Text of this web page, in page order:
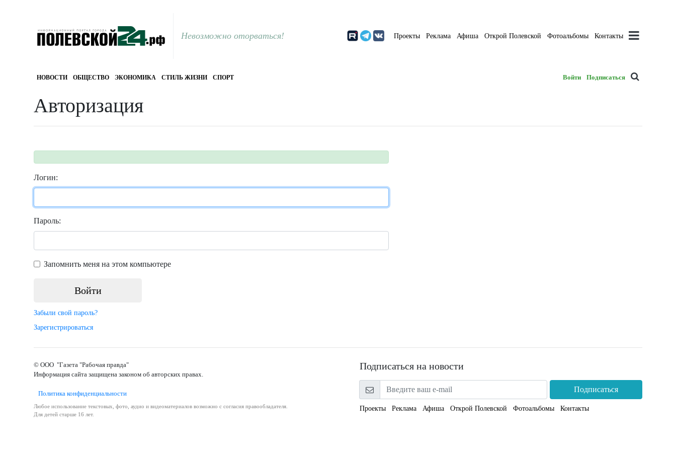
Невозможно оторваться! Проекты Реклама Афиша Открой Полевской Фотоальбомы Контакты
НОВОСТИ ОБЩЕСТВО ЭКОНОМИКА СТИЛЬ ЖИЗНИ СПОРТ Войти Подписаться
Авторизация
Логин:
Пароль:
Запомнить меня на этом компьютере
Забыли свой пароль?
Зарегистрироваться
© ООО "Газета "Рабочая правда"
Информация сайта защищена законом об авторских правах.
Политика конфиденциальности
Любое использование текстовых, фото, аудио и видеоматериалов возможно с согласия правообладателя.
Для детей старше 16 лет.
Подписаться на новости
Подписаться
Проекты Реклама Афиша Открой Полевской Фотоальбомы Контакты